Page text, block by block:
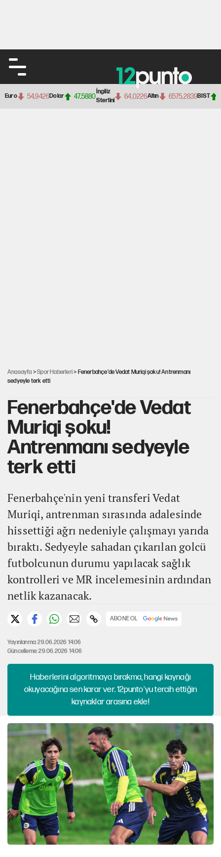
Euro 54,9426Dolar 47,5880
İngiliz
Sterlini
64,0226Altın 6575,2839BIST
Anasayfa >Spor Haberleri> Fenerbahçe'de Vedat Muriqi şoku! Antrenmanı
sedyeyle terk etti
Fenerbahçe'de Vedat
Muriqi şoku!
Antrenmanı sedyeyle
terk etti
Fenerbahçe'nin yeni transferi Vedat
Muriqi, antrenman sırasında adalesinde
hissettiği ağrı nedeniyle çalışmayı yarıda
bıraktı. Sedyeyle sahadan çıkarılan golcü
futbolcunun durumu yapılacak sağlık
kontrolleri ve MR incelemesinin ardından
netlik kazanacak.
ABONE OL
Yayınlanma: 29.06.2026 14:06
Güncelleme: 29.06.2026 14:06
Haberlerini algoritmaya bırakma, hangi kaynağı
okuyacağına sen karar ver. 12punto'yu tercih ettiğin
kaynaklar arasına ekle!